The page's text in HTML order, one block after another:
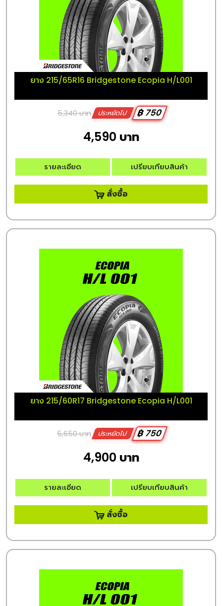
ยาง 215/65R16 Bridgestone Ecopia H/L001
5,340 บาท ประหยัดไป ฿ 750
4,590 บาท
รายละเอียด เปรียบเทียบสินค้า
สั่งซื้อ
ยาง 215/60R17 Bridgestone Ecopia H/L001
5,650 บาท ประหยัดไป ฿ 750
4,900 บาท
รายละเอียด เปรียบเทียบสินค้า
สั่งซื้อ